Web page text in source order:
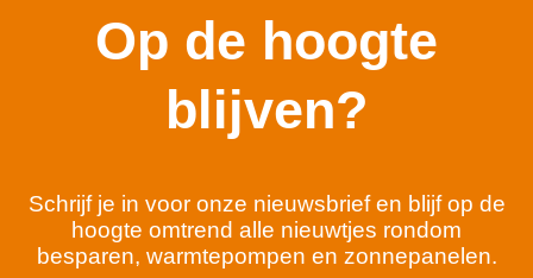
Op de hoogte
blijven?
Schrijf je in voor onze nieuwsbrief en blijf op de
hoogte omtrend alle nieuwtjes rondom
besparen, warmtepompen en zonnepanelen.